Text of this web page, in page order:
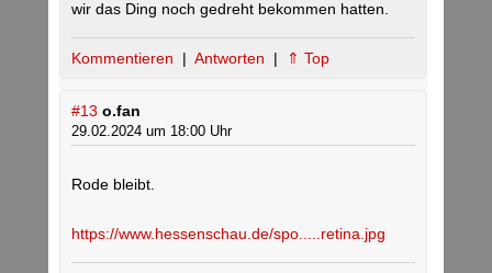
wir das Ding noch gedreht bekommen hatten.
Kommentieren | Antworten | ⇑ Top
#13 o.fan
29.02.2024 um 18:00 Uhr
Rode bleibt.
https://www.hessenschau.de/spo.....retina.jpg